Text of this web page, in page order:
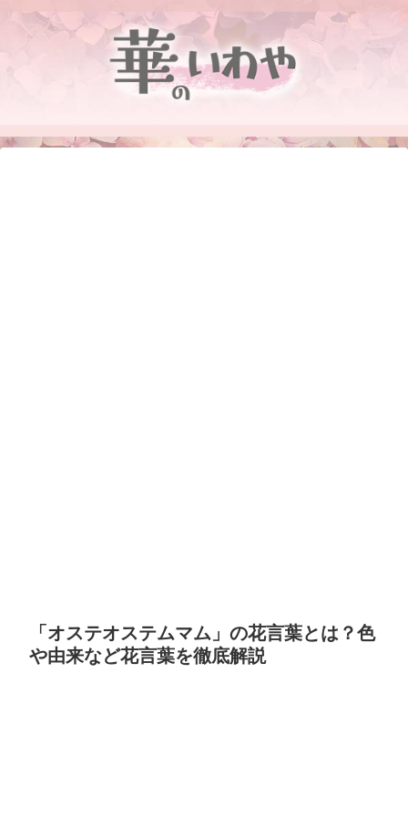
「オステオステムマム」の花言葉とは？色
や由来など花言葉を徹底解説